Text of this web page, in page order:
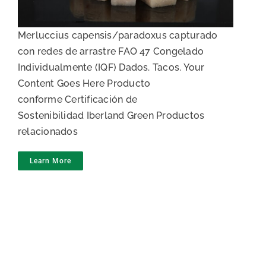
Merluccius capensis/paradoxus capturado
con redes de arrastre FAO 47 Congelado
Individualmente (IQF) Dados. Tacos. Your
Content Goes Here Producto
conforme Certificación de
Sostenibilidad Iberland Green Productos
relacionados
Learn More